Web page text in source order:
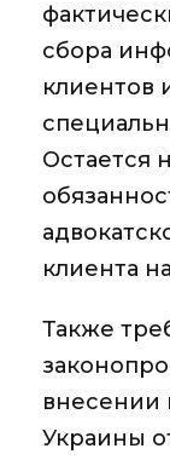
сбора
клиентов
Остается
клиента
Также
внесении
Украины